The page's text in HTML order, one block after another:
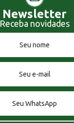
Newsletter
Receba novidades